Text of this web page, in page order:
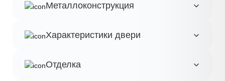
Металлоконструкция
Характеристики двери
Отделка